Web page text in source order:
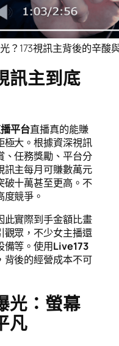
？173視訊主背後的辛酸
訊主到底
平台直播真的能賺
極大。根據資深視訊
、任務獎勵、平台分
訊主每月可賺數萬元
破十萬甚至更高。不
競爭。
此實際到手金額比畫
觀眾，不少女主播還
備等。使用Live173
背後的經營成本不可
光：螢幕
凡